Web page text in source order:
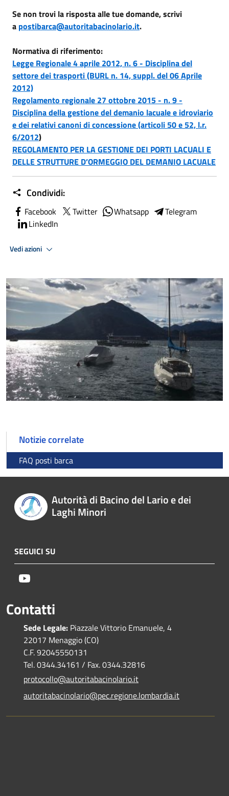
Se non trovi la risposta alle tue domande, scrivi
a postibarca@autoritabacinolario.it.
Normativa di riferimento:
Legge Regionale 4 aprile 2012, n. 6 - Disciplina del
settore dei trasporti (BURL n. 14, suppl. del 06 Aprile
2012)
Regolamento regionale 27 ottobre 2015 - n. 9 -
Disciplina della gestione del demanio lacuale e idroviario
e dei relativi canoni di concessione (articoli 50 e 52, l.r.
6/2012)
REGOLAMENTO PER LA GESTIONE DEI PORTI LACUALI E
DELLE STRUTTURE D’ORMEGGIO DEL DEMANIO LACUALE
Condividi:
Facebook Twitter Whatsapp
Telegram
LinkedIn
Vedi azioni
Notizie correlate
FAQ posti barca
Autorità di Bacino del Lario e dei
Laghi Minori
SEGUICI SU
Contatti
Sede Legale: Piazzale Vittorio Emanuele, 4
22017 Menaggio (CO)
C.F. 92045550131
Tel. 0344.34161 / Fax. 0344.32816
protocollo@autoritabacinolario.it
autoritabacinolario@pec.regione.lombardia.it